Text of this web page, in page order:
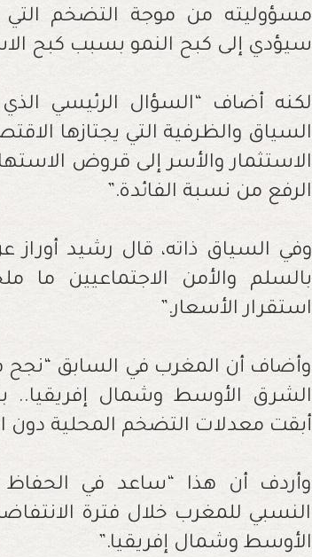
مسؤوليته من موجة التضخم التي
سيؤدي إلى كبح النمو بسبب كبح
لكنه أضاف “السؤال الرئيسي
السياق والظرفية التي يجتازها
الاستثمار والأسر إلى قروض
الرفع من نسبة الفائدة”.
وفي السياق ذاته، قال رشيد أوراز
بالسلم والأمن الاجتماعيين
استقرار الأسعار”.
وأضاف أن المغرب في السابق
الشرق الأوسط وشمال إفريقيا..
أبقت معدلات التضخم المحلية دون
وأردف أن هذا “ساعد في الحفاظ
النسبي للمغرب خلال فترة
الأوسط وشمال إفريقيا”.